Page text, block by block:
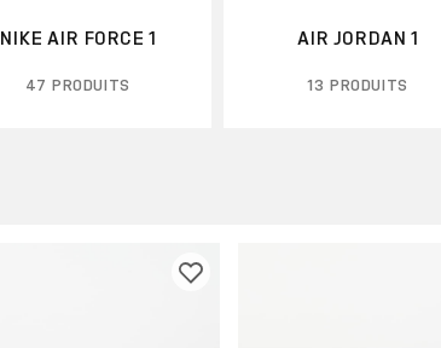
NIKE AIR FORCE 1
47 PRODUITS
AIR JORDAN 1
13 PRODUITS